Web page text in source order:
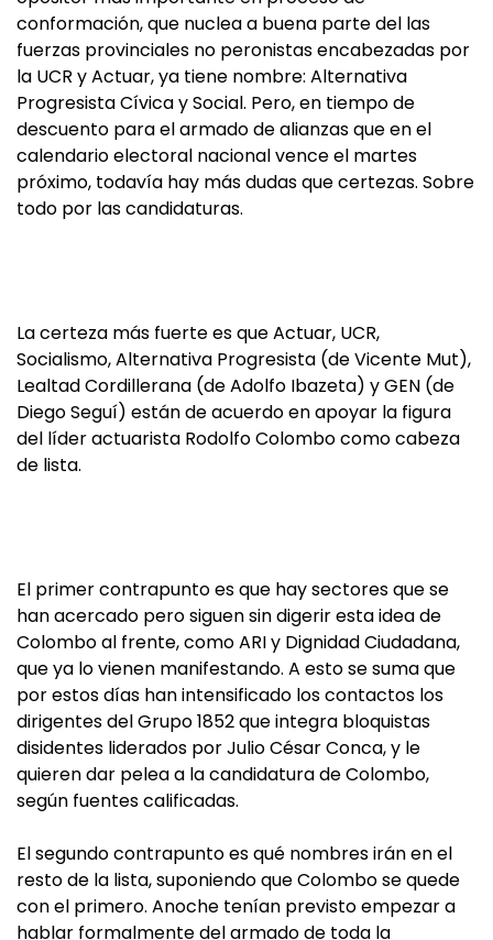
conformación, que nuclea a buena parte del las
fuerzas provinciales no peronistas encabezadas por
la UCR y Actuar, ya tiene nombre: Alternativa
Progresista Cívica y Social. Pero, en tiempo de
descuento para el armado de alianzas que en el
calendario electoral nacional vence el martes
próximo, todavía hay más dudas que certezas. Sobre
todo por las candidaturas.
La certeza más fuerte es que Actuar, UCR,
Socialismo, Alternativa Progresista (de Vicente Mut),
Lealtad Cordillerana (de Adolfo Ibazeta) y GEN (de
Diego Seguí) están de acuerdo en apoyar la figura
del líder actuarista Rodolfo Colombo como cabeza
de lista.
El primer contrapunto es que hay sectores que se
han acercado pero siguen sin digerir esta idea de
Colombo al frente, como ARI y Dignidad Ciudadana,
que ya lo vienen manifestando. A esto se suma que
por estos días han intensificado los contactos los
dirigentes del Grupo 1852 que integra bloquistas
disidentes liderados por Julio César Conca, y le
quieren dar pelea a la candidatura de Colombo,
según fuentes calificadas.
El segundo contrapunto es qué nombres irán en el
resto de la lista, suponiendo que Colombo se quede
con el primero. Anoche tenían previsto empezar a
hablar formalmente del armado de toda la